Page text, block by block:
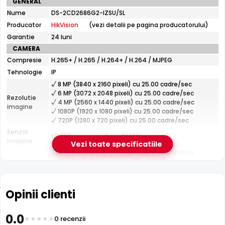
Infrarosu 60m
HikVision DS-2CD2686G2-IZSU/SL dispune de iluminare
infrarosu cu raza de actiune de pana la
vizibilitate clara pe intuneric total. LED-urile IR sunt
invizibile ochiului uman si nu deranjeaza.
tehnice
HikVision
DS-
2CD2686G2-
IZSU/SL
Nume
DS-2CD2686G2-IZSU/SL
Producator
HikVision
(vezi detalii pe pagina producatorului)
Garantie
24 luni
CAMERA
Compresie
H.265+ / H.265 / H.264+ / H.264 / MJPEG
Tehnologie
IP
Rezolutie
imagine
√ 8 MP (3840 x 2160 pixeli) cu 25.00 cadre/sec
√ 6 MP (3072 x 2048 pixeli) cu 25.00 cadre/sec
√ 4 MP (2560 x 1440 pixeli) cu 25.00 cadre/sec
√ 1080P (1920 x 1080 pixeli) cu 25.00 cadre/sec
√ 720P (1280 x 720 pixeli) cu 25.00 cadre/sec
Senzor
imagine
1/1.8" Progressive Scan CMOS
Zoom motorizat 4x, reglabil din DVR/NVR de la
noptii)
CARCASA
Format
Cu picior
Vezi toate specificatiile
Opinii clienti
0.0 0 recenzii